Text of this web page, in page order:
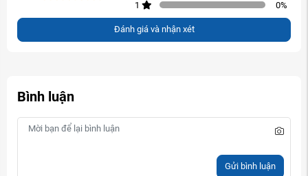
1
0%
Đánh giá và nhận xét
Bình luận
Gửi bình luận